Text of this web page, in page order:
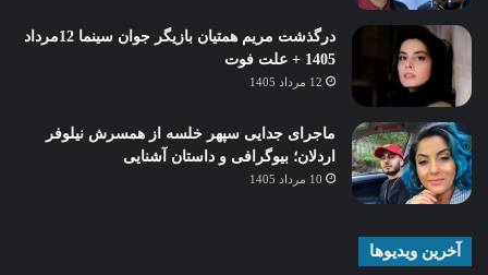
درگذشت مریم همتیان بازیگر جوان سینما 12مرداد
1405 + علت فوت
12 مرداد 1405
ماجرای جدایی سپهر خلسه از همسرش نیلوفر
اردلان؛ بیوگرافی و داستان آشنایی
10 مرداد 1405
آخرین ویدیوها